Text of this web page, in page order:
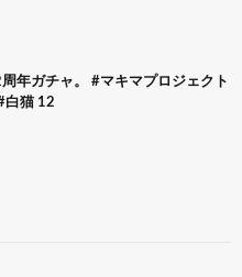
年ガチャ。 #マキマプロジェクト
白猫 12